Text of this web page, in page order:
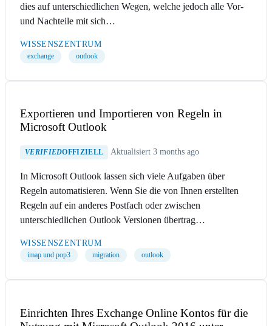
dies auf unterschiedlichen Wegen, welche jedoch alle Vor-
und Nachteile mit sich…
WISSENSZENTRUM
exchange outlook
Exportieren und Importieren von Regeln in
Microsoft Outlook
VERIFIEDOFFIZIELL Aktualisiert 3 months ago
In Microsoft Outlook lassen sich viele Aufgaben über
Regeln automatisieren. Wenn Sie die von Ihnen erstellten
Regeln auf ein anderes Postfach oder zwischen
unterschiedlichen Outlook Versionen übertrag…
WISSENSZENTRUM
imap und pop3 migration outlook
Einrichten Ihres Exchange Online Kontos für die